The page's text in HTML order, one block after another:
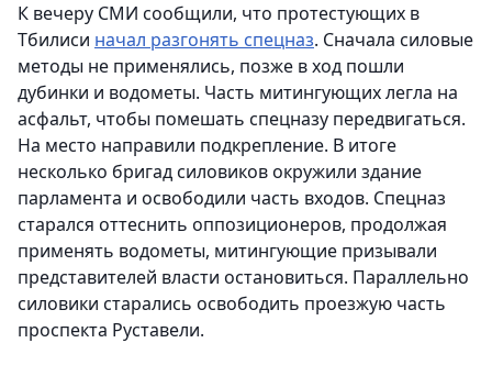
К вечеру СМИ сообщили, что протестующих в
Тбилиси начал разгонять спецназ. Сначала силовые
методы не применялись, позже в ход пошли
дубинки и водометы. Часть митингующих легла на
асфальт, чтобы помешать спецназу передвигаться.
На место направили подкрепление. В итоге
несколько бригад силовиков окружили здание
парламента и освободили часть входов. Спецназ
старался оттеснить оппозиционеров, продолжая
применять водометы, митингующие призывали
представителей власти остановиться. Параллельно
силовики старались освободить проезжую часть
проспекта Руставели.